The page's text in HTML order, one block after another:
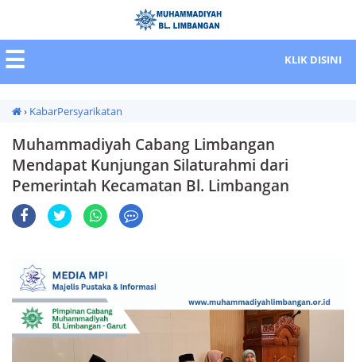
☰ KLIK DISINI
› KabarPersyarikatan
Muhammadiyah Cabang Limbangan
Mendapat Kunjungan Silaturahmi dari
Pemerintah Kecamatan Bl. Limbangan